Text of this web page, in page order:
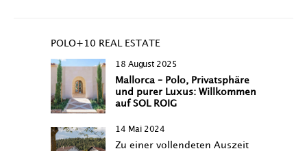
POLO+10 REAL ESTATE
18 August 2025
Mallorca – Polo, Privatsphäre
und purer Luxus: Willkommen
auf SOL ROIG
14 Mai 2024
Zu einer vollendeten Auszeit